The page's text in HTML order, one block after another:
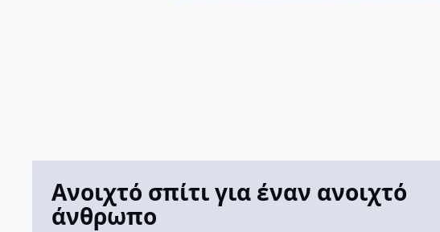
Ανοιχτό σπίτι για έναν ανοιχτό
άνθρωπο